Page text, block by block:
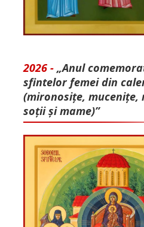
2026 - „Anul
sfintelor femei din
(mironosițe, mu­cenițe,
soții și mame)”